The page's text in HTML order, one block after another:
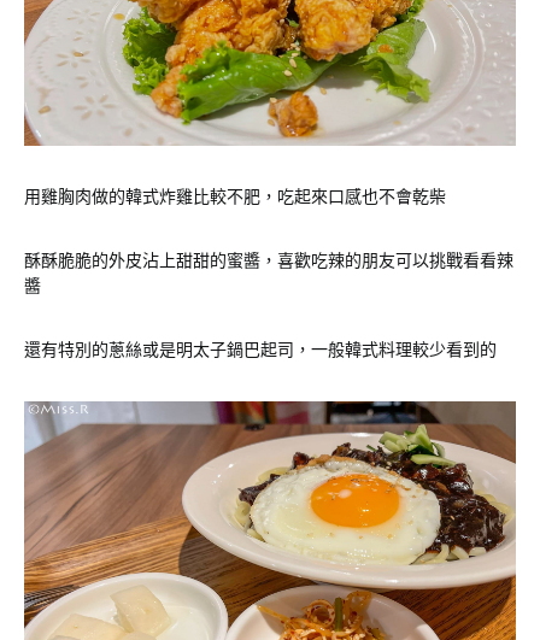
用雞胸肉做的韓式炸雞比較不肥，吃起來口感也不會乾柴
酥酥脆脆的外皮沾上甜甜的蜜醬，喜歡吃辣的朋友可以挑戰看看辣
醬
還有特別的蔥絲或是明太子鍋巴起司，一般韓式料理較少看到的